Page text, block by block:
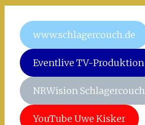
www.schlagercouch.de
Eventlive TV-Produktion
NRWision Schlagercouch
YouTube Uwe Kisker